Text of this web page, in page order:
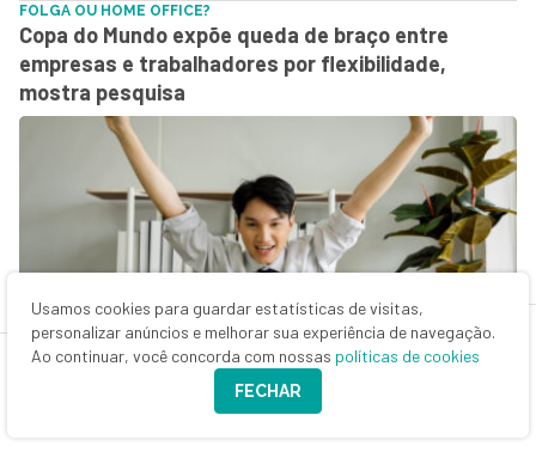
19 de junho de 2026 - 18:54
FOLGA OU HOME OFFICE?
Copa do Mundo expõe queda de braço entre
empresas e trabalhadores por flexibilidade,
mostra pesquisa
O que vale mais que conhecimento técnico para
Usamos cookies para guardar estatísticas de visitas,
personalizar anúncios e melhorar sua experiência de navegação.
Ao continuar, você concorda com nossas políticas de cookies
FECHAR